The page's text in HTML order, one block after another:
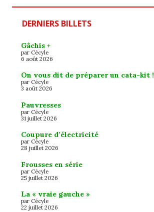
DERNIERS BILLETS
Gâchis +
par Cécyle
6 août 2026
On vous dit de préparer un cata-kit !
par Cécyle
3 août 2026
Pauvresses
par Cécyle
31 juillet 2026
Coupure d’électricité
par Cécyle
28 juillet 2026
Frousses en série
par Cécyle
25 juillet 2026
La « vraie gauche »
par Cécyle
22 juillet 2026